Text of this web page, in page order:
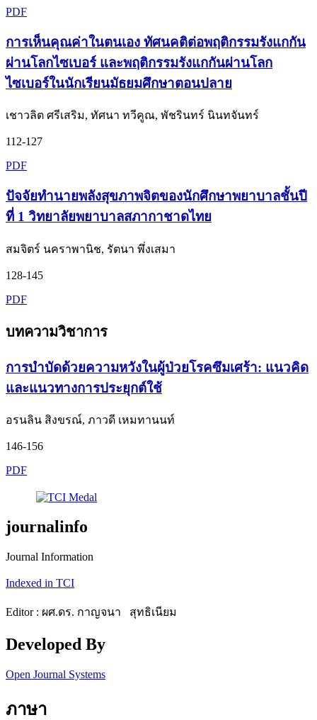
PDF
การเห็นคุณค่าในตนเอง ทัศนคติต่อพฤติกรรมรังแกกัน
ผ่านโลกไซเบอร์ และพฤติกรรมรังแกกันผ่านโลก
ไซเบอร์ในนักเรียนมัธยมศึกษาตอนปลาย
เชาวลิต ศรีเสริม, ทัศนา ทวีคูณ, พัชรินทร์ นินทจันทร์
112-127
PDF
ปัจจัยทำนายพลังสุขภาพจิตของนักศึกษาพยาบาลชั้นปี
ที่ 1 วิทยาลัยพยาบาลสภากาชาดไทย
สมจิตร์ นคราพานิช, รัตนา พึ่งเสมา
128-145
PDF
บทความวิชาการ
การบำบัดด้วยความหวังในผู้ป่วยโรคซึมเศร้า: แนวคิด
และแนวทางการประยุกต์ใช้
อรนลิน สิงขรณ์, ภาวดี เหมทานนท์
146-156
PDF
journalinfo
Journal Information
Indexed in TCI
Editor : ผศ.ดร. กาญจนา สุทธิเนียม
Developed By
Open Journal Systems
ภาษา